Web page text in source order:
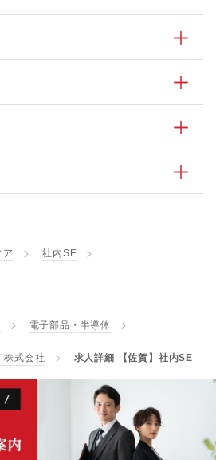
ア 社内SE
電子部品・半導体
株式会社 求人詳細 【佐賀】社内SE